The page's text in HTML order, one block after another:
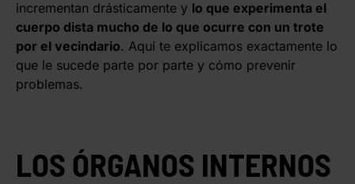
incrementan drásticamente y lo que experimenta el
cuerpo dista mucho de lo que ocurre con un trote
por el vecindario. Aquí te explicamos exactamente lo
que le sucede parte por parte y cómo prevenir
problemas.
LOS ÓRGANOS INTERNOS